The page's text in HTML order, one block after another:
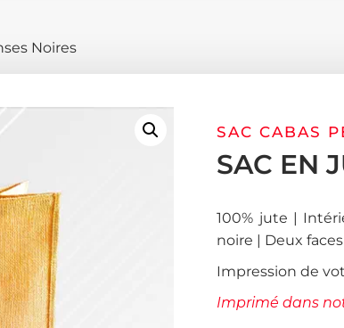
Noires
SAC CABAS
SAC EN
100% jute |
noire | Deux
Impression de
Imprimé dans